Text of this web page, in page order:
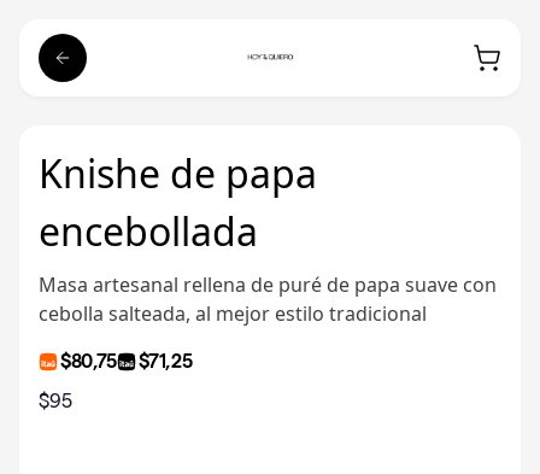
Knishe de papa
encebollada
Masa artesanal rellena de puré de papa suave con
cebolla salteada, al mejor estilo tradicional
$80,75 $71,25
$95